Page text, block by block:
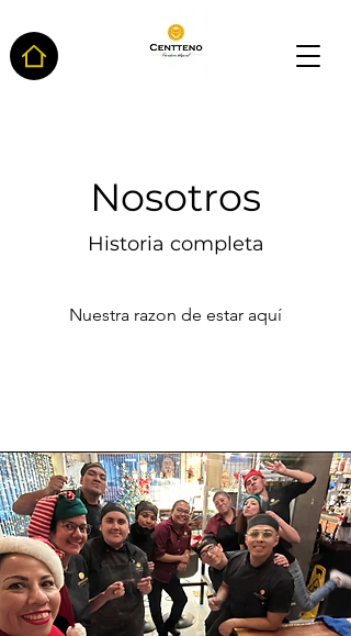
Nosotros
Historia completa
Nuestra razon de estar aquí